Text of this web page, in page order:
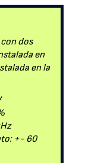
dos
en
en la
+- 60